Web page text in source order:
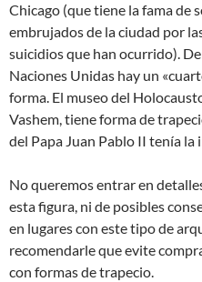
Chicago (que tiene la fama de
embrujados de la ciudad por
suicidios que han ocurrido).
Naciones Unidas hay un
forma. El museo del
Vashem, tiene forma de
del Papa Juan Pablo II tenía
No queremos entrar en
esta figura, ni de posibles
en lugares con este tipo de
recomendarle que evite
con formas de trapecio.